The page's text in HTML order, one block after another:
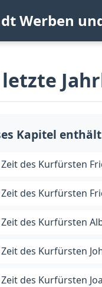
Werben
letzte
Kapitel
des Kurfürsten
des Kurfürsten
des Kurfürsten
des Kurfürsten
des Kurfürsten